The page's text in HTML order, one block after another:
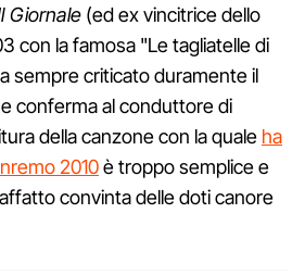
Giornale(ed ex vincitrice dello
con la famosa "Le tagliatelle di
sempre criticato duramente il
conferma al conduttore di
della canzone con la quale ha
2010è troppo semplice e
convinta delle doti canore